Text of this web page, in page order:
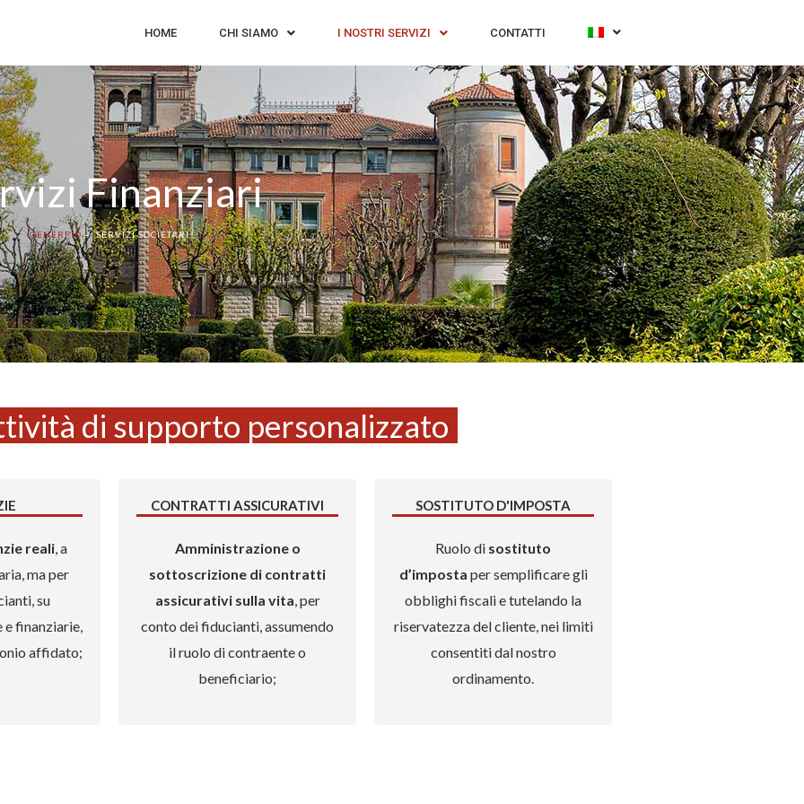
HOME CHI SIAMO I NOSTRI SERVIZI CONTATTI
Finanziari
GENERFID– SERVIZI SOCIETARI
di supporto personalizzato
reali, a
ma per
su
e finanziarie,
affidato;
CONTRATTI ASSICURATIVI
Amministrazione o
sottoscrizione di contratti
assicurativi sulla vita, per
conto dei fiducianti, assumendo
il ruolo di contraente o
beneficiario;
SOSTITUTO D'IMPOSTA
Ruolo di sostituto
d’imposta per semplificare gli
obblighi fiscali e tutelando la
riservatezza del cliente, nei limiti
consentiti dal nostro
ordinamento.